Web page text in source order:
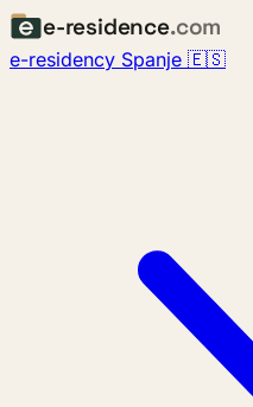
e-residence.com
e-residency Spanje 🇪🇸